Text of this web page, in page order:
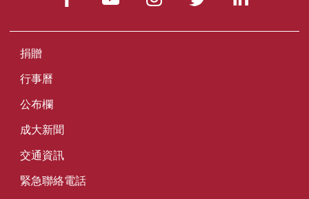
捐贈
行事曆
公布欄
成大新聞
交通資訊
緊急聯絡電話